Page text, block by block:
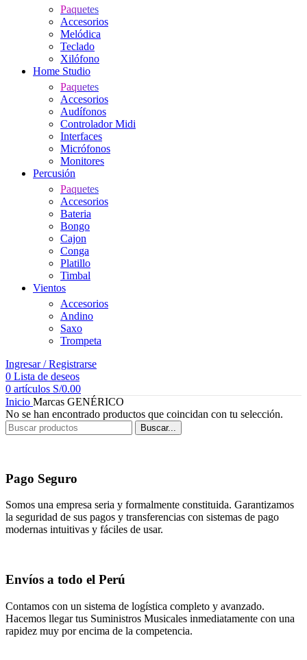
Paquetes
Accesorios
Melódica
Teclado
Xilófono
Home Studio
Paquetes
Accesorios
Audífonos
Controlador Midi
Interfaces
Micrófonos
Monitores
Percusión
Paquetes
Accesorios
Bateria
Bongo
Cajon
Conga
Platillo
Timbal
Vientos
Accesorios
Andino
Saxo
Trompeta
Ingresar / Registrarse
0 Lista de deseos
0 artículos S/0.00
Inicio Marcas GENÉRICO
No se han encontrado productos que coincidan con tu selección.
Buscar...
Pago Seguro
Somos una empresa seria y formalmente constituida. Garantizamos
la seguridad de sus pagos y transferencias con sistemas de pago
modernas intuitivas y fáciles de usar.
Envíos a todo el Perú
Contamos con un sistema de logística completo y avanzado.
Hacemos llegar tus Suministros Musicales inmediatamente con una
rapidez muy por encima de la competencia.